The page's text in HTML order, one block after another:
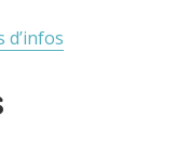
d’infos